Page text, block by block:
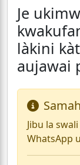
Je
làkini
aujawai
Jibu la
WhatsApp